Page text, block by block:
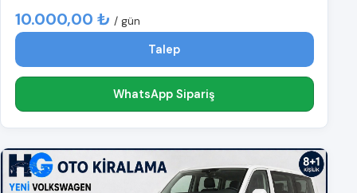
10.000,00 ₺ / gün
Talep
WhatsApp Sipariş